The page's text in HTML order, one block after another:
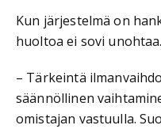
Kun järjestelmä on
huoltoa ei sovi unohtaa.
– Tärkeintä
säännöllinen
omistajan vastuulla.